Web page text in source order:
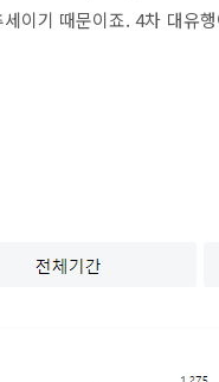
이기 때문이죠. 4차 대유